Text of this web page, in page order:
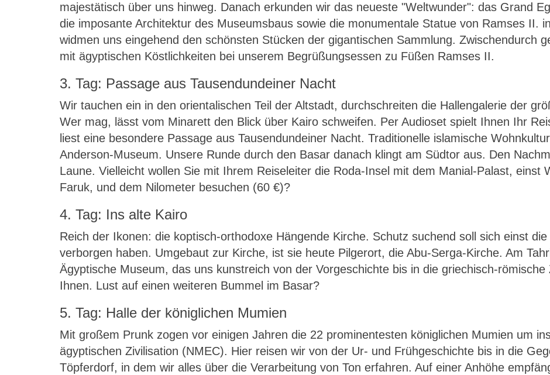
majestätisch über uns hinweg. Danach erkunden wir das neueste "Weltwunder": das Grand
die imposante Architektur des Museumsbaus sowie die monumentale Statue von Ramses II.
widmen uns eingehend den schönsten Stücken der gigantischen Sammlung. Zwischendurch
mit ägyptischen Köstlichkeiten bei unserem Begrüßungsessen zu Füßen Ramses II.
3. Tag: Passage aus Tausendundeiner Nacht
Wir tauchen ein in den orientalischen Teil der Altstadt, durchschreiten die Hallengalerie der
Wer mag, lässt vom Minarett den Blick über Kairo schweifen. Per Audioset spielt Ihnen Ihr
liest eine besondere Passage aus Tausendundeiner Nacht. Traditionelle islamische
Anderson-Museum. Unsere Runde durch den Basar danach klingt am Südtor aus. Den
Laune. Vielleicht wollen Sie mit Ihrem Reiseleiter die Roda-Insel mit dem Manial-Palast, einst
Faruk, und dem Nilometer besuchen (60 €)?
4. Tag: Ins alte Kairo
Reich der Ikonen: die koptisch-orthodoxe Hängende Kirche. Schutz suchend soll sich einst
verborgen haben. Umgebaut zur Kirche, ist sie heute Pilgerort, die Abu-Serga-Kirche. Am
Ägyptische Museum, das uns kunstreich von der Vorgeschichte bis in die griechisch-
Ihnen. Lust auf einen weiteren Bummel im Basar?
5. Tag: Halle der königlichen Mumien
Mit großem Prunk zogen vor einigen Jahren die 22 prominentesten königlichen Mumien um
ägyptischen Zivilisation (NMEC). Hier reisen wir von der Ur- und Frühgeschichte bis in die
Töpferdorf, in dem wir alles über die Verarbeitung von Ton erfahren. Auf einer Anhöhe